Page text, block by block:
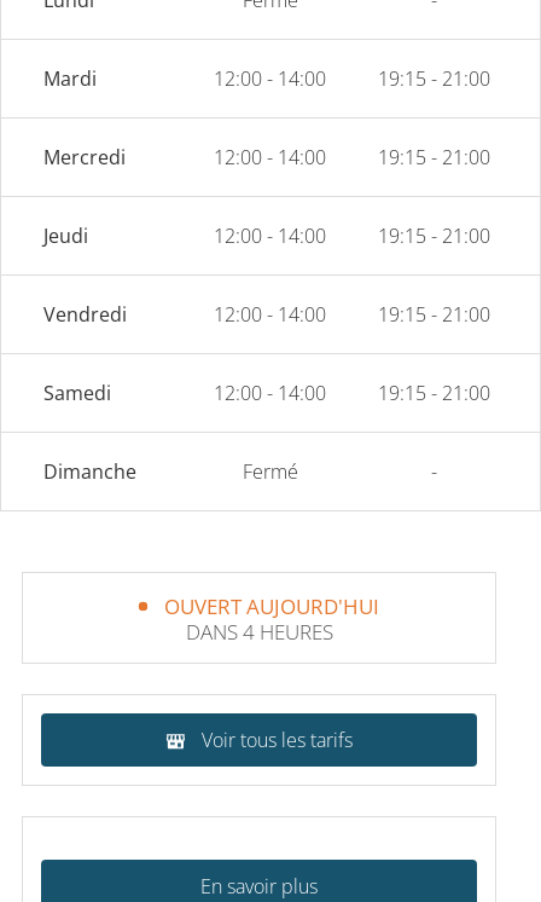
Mardi 12:00 - 14:00 19:15 - 21:00
Mercredi 12:00 - 14:00 19:15 - 21:00
Jeudi 12:00 - 14:00 19:15 - 21:00
Vendredi 12:00 - 14:00 19:15 - 21:00
Samedi 12:00 - 14:00 19:15 - 21:00
Dimanche Fermé -
OUVERT AUJOURD'HUI
DANS 4 HEURES
Voir tous les tarifs
En savoir plus